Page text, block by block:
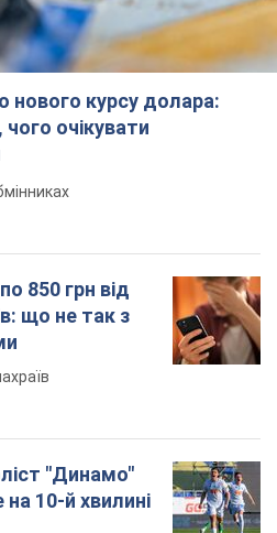
нового курсу долара:
очікувати
850 грн від
що не так з
"Динамо"
10-й хвилині